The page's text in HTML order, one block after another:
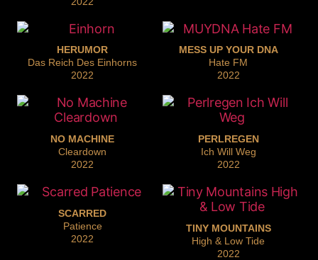
HERUMOR
Das Reich Des Einhorns
2022
MESS UP YOUR DNA
Hate FM
2022
NO MACHINE
Cleardown
2022
PERLREGEN
Ich Will Weg
2022
SCARRED
Patience
2022
TINY MOUNTAINS
High & Low Tide
2022